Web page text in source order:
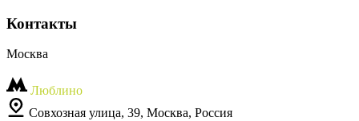
Контакты
Москва
Люблино
Совхозная улица, 39, Москва, Россия